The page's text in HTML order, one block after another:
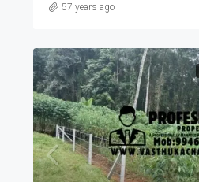
57 years ago